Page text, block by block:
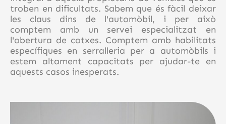
troben en dificultats. Sabem que és fàcil deixar
les claus dins de l'automòbil, i per això
comptem amb un servei especialitzat en
l'obertura de cotxes. Comptem amb habilitats
específiques en serralleria per a automòbils i
estem altament capacitats per ajudar-te en
aquests casos inesperats.